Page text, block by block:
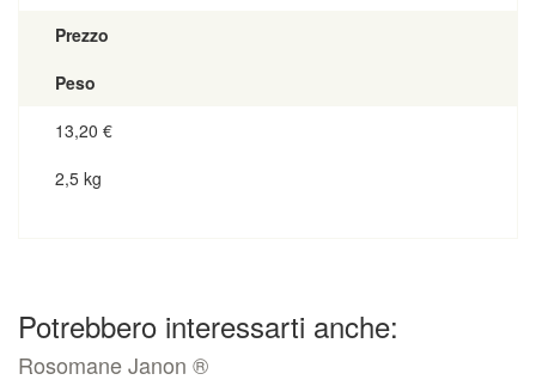
Prezzo
Peso
13,20 €
2,5 kg
Potrebbero interessarti anche:
Rosomane Janon ®